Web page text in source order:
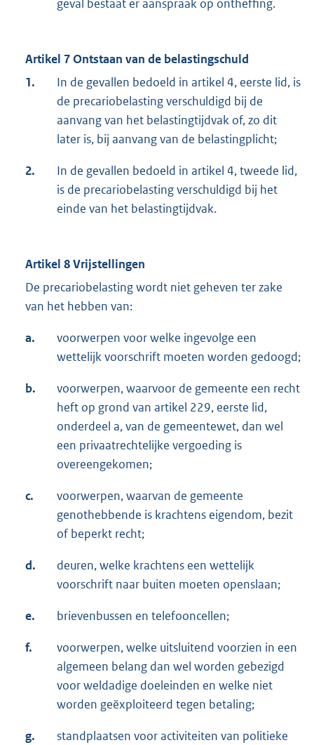
geval bestaat er aanspraak op ontheffing.
Artikel 7 Ontstaan van de belastingschuld
1.
In de gevallen bedoeld in artikel 4, eerste lid, is
de precariobelasting verschuldigd bij de
aanvang van het belastingtijdvak of, zo dit
later is, bij aanvang van de belastingplicht;
2.
In de gevallen bedoeld in artikel 4, tweede lid,
is de precariobelasting verschuldigd bij het
einde van het belastingtijdvak.
Artikel 8 Vrijstellingen
De precariobelasting wordt niet geheven ter zake
van het hebben van:
a.
voorwerpen voor welke ingevolge een
wettelijk voorschrift moeten worden gedoogd;
b.
voorwerpen, waarvoor de gemeente een recht
heft op grond van artikel 229, eerste lid,
onderdeel a, van de gemeentewet, dan wel
een privaatrechtelijke vergoeding is
overeengekomen;
c.
voorwerpen, waarvan de gemeente
genothebbende is krachtens eigendom, bezit
of beperkt recht;
d.
deuren, welke krachtens een wettelijk
voorschrift naar buiten moeten openslaan;
e. brievenbussen en telefooncellen;
f.
voorwerpen, welke uitsluitend voorzien in een
algemeen belang dan wel worden gebezigd
voor weldadige doeleinden en welke niet
worden geëxploiteerd tegen betaling;
g.
standplaatsen voor activiteiten van politieke